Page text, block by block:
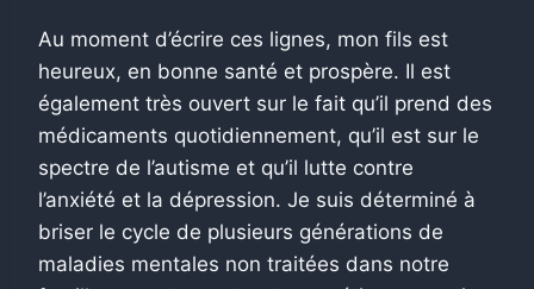
Au moment d’écrire ces lignes, mon fils est
heureux, en bonne santé et prospère. Il est
également très ouvert sur le fait qu’il prend des
médicaments quotidiennement, qu’il est sur le
spectre de l’autisme et qu’il lutte contre
l’anxiété et la dépression. Je suis déterminé à
briser le cycle de plusieurs générations de
maladies mentales non traitées dans notre